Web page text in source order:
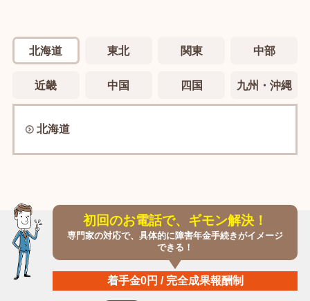
北海道 東北 関東 中部
近畿 中国 四国 九州・沖縄
北海道
初回のお電話で、ギモン解決！
専門家の対応で、具体的に障害年金手続きがイメージ
できる！
着手金0円 / 完全成果報酬制